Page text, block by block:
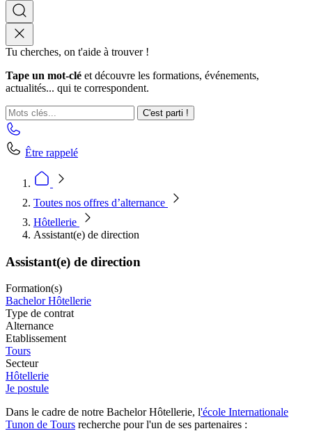
Tu cherches, on t'aide à trouver !
Tape un mot-clé et découvre les formations, événements,
actualités... qui te correspondent.
C'est parti !
Être rappelé
Toutes nos offres d’alternance
Hôtellerie
Assistant(e) de direction
Assistant(e) de direction
Formation(s)
Bachelor Hôtellerie
Type de contrat
Alternance
Etablissement
Tours
Secteur
Hôtellerie
Je postule
Dans le cadre de notre Bachelor Hôtellerie, l'école Internationale
Tunon de Tours recherche pour l'un de ses partenaires :